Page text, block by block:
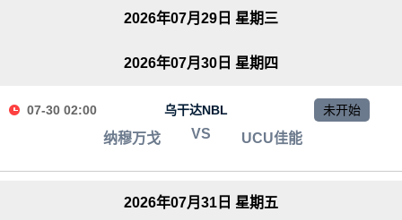
2026年07月29日 星期三
2026年07月30日 星期四
07-30 02:00 乌干达NBL
纳穆万戈 VS UCU佳能
未开始
2026年07月31日 星期五